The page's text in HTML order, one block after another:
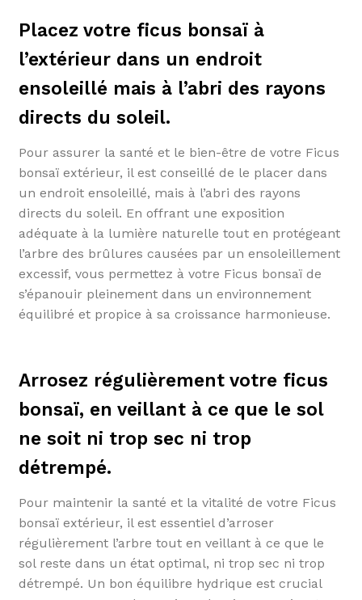
Placez votre ficus bonsaï à
l’extérieur dans un endroit
ensoleillé mais à l’abri des rayons
directs du soleil.
Pour assurer la santé et le bien-être de votre Ficus
bonsaï extérieur, il est conseillé de le placer dans
un endroit ensoleillé, mais à l’abri des rayons
directs du soleil. En offrant une exposition
adéquate à la lumière naturelle tout en protégeant
l’arbre des brûlures causées par un ensoleillement
excessif, vous permettez à votre Ficus bonsaï de
s’épanouir pleinement dans un environnement
équilibré et propice à sa croissance harmonieuse.
Arrosez régulièrement votre ficus
bonsaï, en veillant à ce que le sol
ne soit ni trop sec ni trop
détrempé.
Pour maintenir la santé et la vitalité de votre Ficus
bonsaï extérieur, il est essentiel d’arroser
régulièrement l’arbre tout en veillant à ce que le
sol reste dans un état optimal, ni trop sec ni trop
détrempé. Un bon équilibre hydrique est crucial